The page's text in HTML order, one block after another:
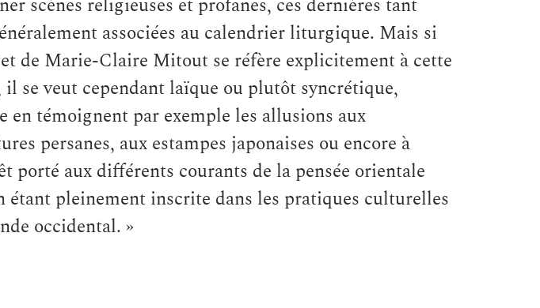
scènes religieuses et profanes, ces dernières tant
associées au calendrier liturgique. Mais si
de Marie-Claire Mitout se réfère explicitement à cette
se veut cependant laïque ou plutôt syncrétique,
en témoignent par exemple les allusions aux
persanes, aux estampes japonaises ou encore à
porté aux différents courants de la pensée orientale
étant pleinement inscrite dans les pratiques culturelles
occidental. »